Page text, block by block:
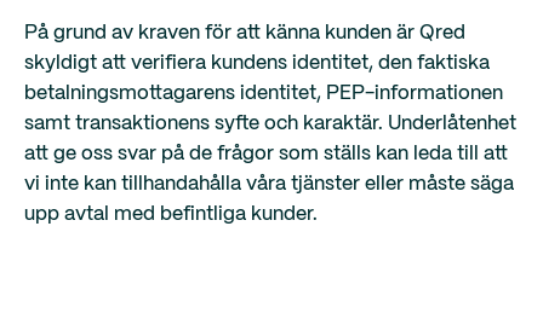
På grund av kraven för att känna kunden är Qred
skyldigt att verifiera kundens identitet, den faktiska
betalningsmottagarens identitet, PEP-informationen
samt transaktionens syfte och karaktär. Underlåtenhet
att ge oss svar på de frågor som ställs kan leda till att
vi inte kan tillhandahålla våra tjänster eller måste säga
upp avtal med befintliga kunder.